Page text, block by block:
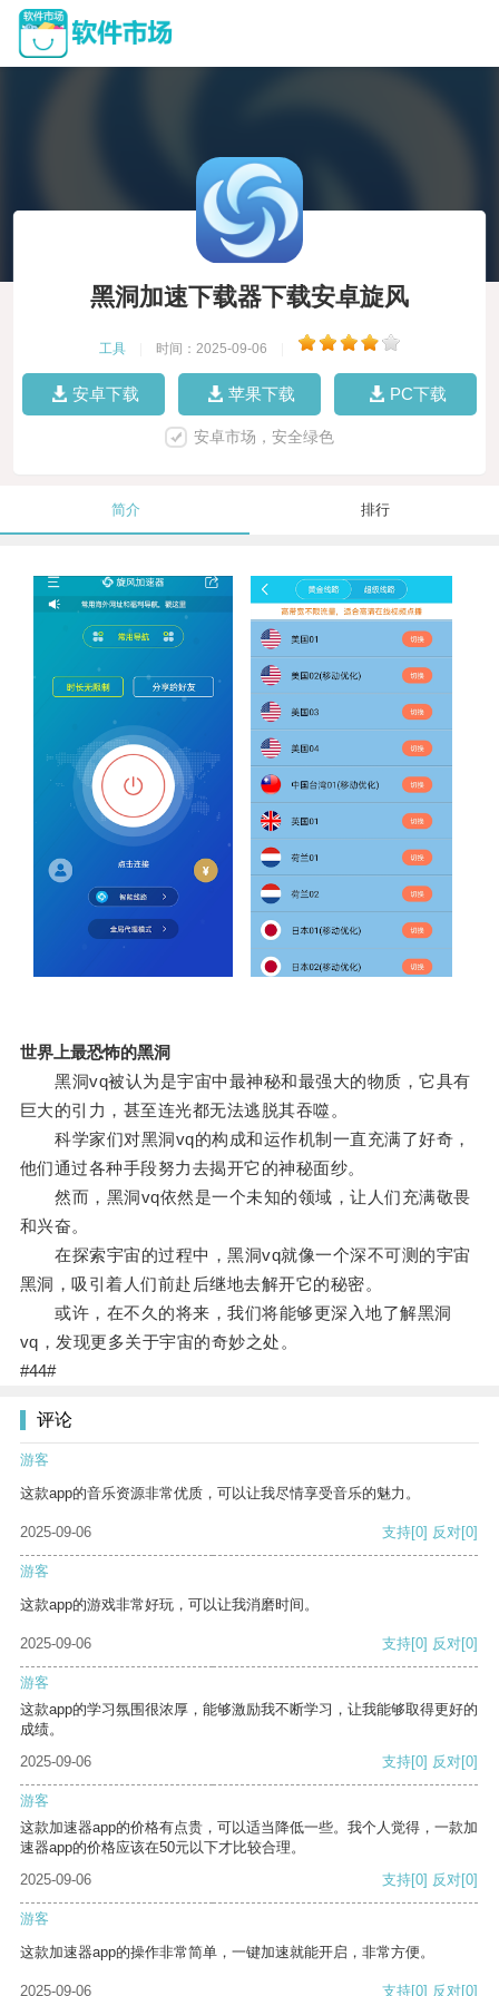
黑洞加速下载器下载安卓旋风
工具 时间：2025-09-06
安卓下载 苹果下载 PC下载
安卓市场，安全绿色
简介 排行
世界上最恐怖的黑洞
黑洞vq被认为是宇宙中最神秘和最强大的物质，它具有
巨大的引力，甚至连光都无法逃脱其吞噬。
科学家们对黑洞vq的构成和运作机制一直充满了好奇，
他们通过各种手段努力去揭开它的神秘面纱。
然而，黑洞vq依然是一个未知的领域，让人们充满敬畏
和兴奋。
在探索宇宙的过程中，黑洞vq就像一个深不可测的宇宙
黑洞，吸引着人们前赴后继地去解开它的秘密。
或许，在不久的将来，我们将能够更深入地了解黑洞
vq，发现更多关于宇宙的奇妙之处。
#44#
评论
游客
这款app的音乐资源非常优质，可以让我尽情享受音乐的魅力。
2025-09-06 支持[0] 反对[0]
游客
这款app的游戏非常好玩，可以让我消磨时间。
2025-09-06 支持[0] 反对[0]
游客
这款app的学习氛围很浓厚，能够激励我不断学习，让我能够取得更好的
成绩。
2025-09-06
支持[0] 反对[0]
游客
这款加速器app的价格有点贵，可以适当降低一些。我个人觉得，一款加
速器app的价格应该在50元以下才比较合理。
2025-09-06
支持[0] 反对[0]
游客
这款加速器app的操作非常简单，一键加速就能开启，非常方便。
2025-09-06 支持[0] 反对[0]